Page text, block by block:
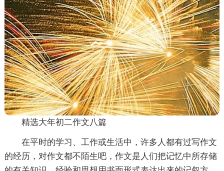
精选大年初二作文八篇
在平时的学习、工作或生活中，许多人都有过写作文
的经历，对作文都不陌生吧，作文是人们把记忆中所存储